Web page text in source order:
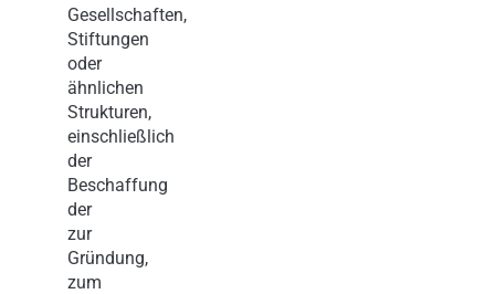
Gesellschaften,
Stiftungen
oder
ähnlichen
Strukturen,
einschließlich
der
Beschaffung
der
zur
Gründung,
zum